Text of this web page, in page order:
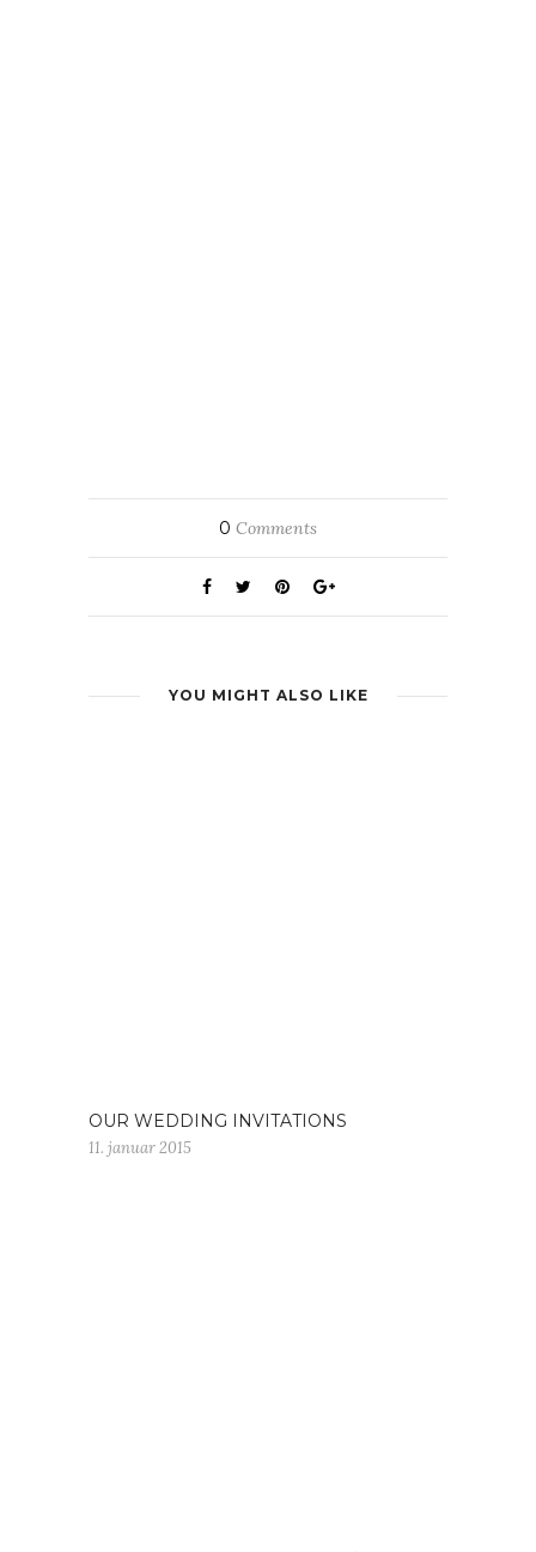
0 Comments
YOU MIGHT ALSO LIKE
OUR WEDDING INVITATIONS
11. januar 2015